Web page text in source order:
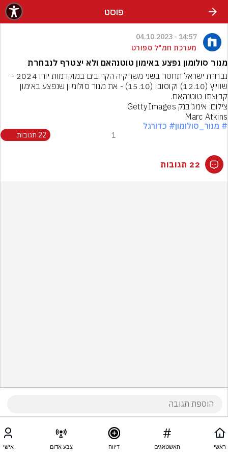
פוסט
14:57 - 04.10.2023
מערכת חמ"ל ספורט
מנור סולומון נפצע באימון טוטנהאם ולא יצטרף לנבחרת
קבוצתו טוטנהאם.
Marc Atkins
# מנור_סולומון# כדורגל
1 22 תגובות
22 תגובות
ראשי האשטאגים דיווח צבע אדום אישי